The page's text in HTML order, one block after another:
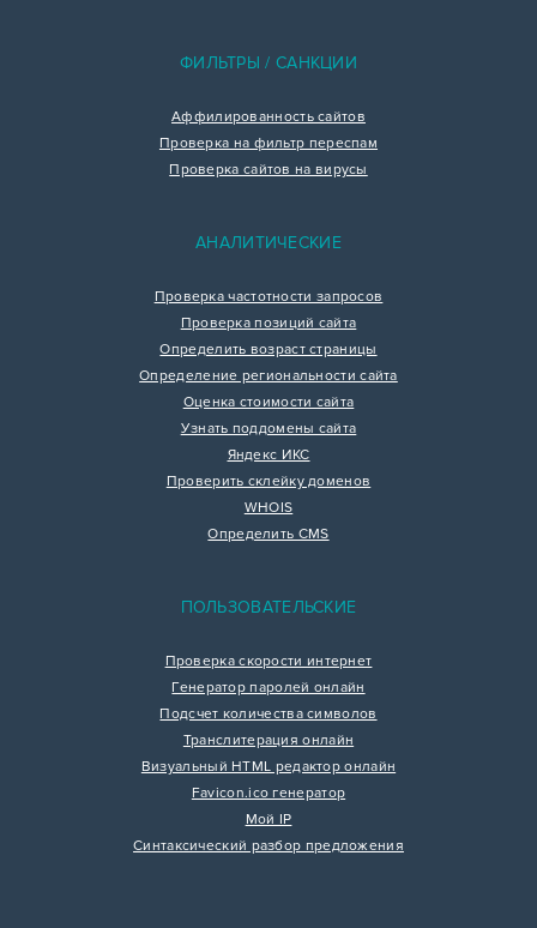
ФИЛЬТРЫ / САНКЦИИ
Аффилированность сайтов
Проверка на фильтр переспам
Проверка сайтов на вирусы
АНАЛИТИЧЕСКИЕ
Проверка частотности запросов
Проверка позиций сайта
Определить возраст страницы
Определение региональности сайта
Оценка стоимости сайта
Узнать поддомены сайта
Яндекс ИКС
Проверить склейку доменов
WHOIS
Определить CMS
ПОЛЬЗОВАТЕЛЬСКИЕ
Проверка скорости интернет
Генератор паролей онлайн
Подсчет количества символов
Транслитерация онлайн
Визуальный HTML редактор онлайн
Favicon.ico генератор
Мой IP
Синтаксический разбор предложения